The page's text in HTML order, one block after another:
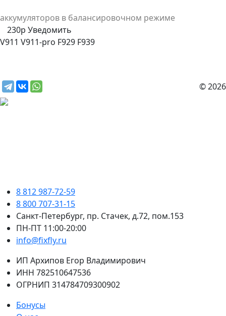
аккумуляторов в балансировочном режиме
230р Уведомить
V911 V911-pro F929 F939
© 2026
8 812 987-72-59
8 800 707-31-15
Санкт-Петербург, пр. Стачек, д.72, пом.153
ПН-ПТ 11:00-20:00
info@fixfly.ru
ИП Архипов Егор Владимирович
ИНН 782510647536
ОГРНИП 314784709300902
Бонусы